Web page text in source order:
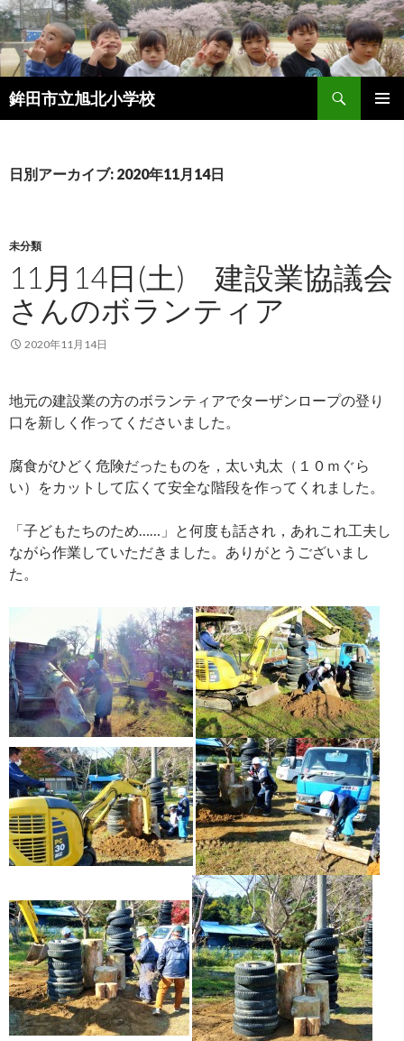
鉾田市立旭北小学校
索
ン
キ
ッ
プ
日別アーカイブ: 2020年11月14日
未分類
11月14日(土) 建設業協議会
さんのボランティア
2020年11月14日
地元の建設業の方のボランティアでターザンロープの登り
口を新しく作ってくださいました。
腐食がひどく危険だったものを，太い丸太（１０ｍぐら
い）をカットして広くて安全な階段を作ってくれました。
「子どもたちのため……」と何度も話され，あれこれ工夫し
ながら作業していただきました。ありがとうございまし
た。